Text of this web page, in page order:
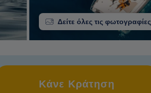
Δείτε όλες τις φωτογραφίες
Κάνε Κράτηση